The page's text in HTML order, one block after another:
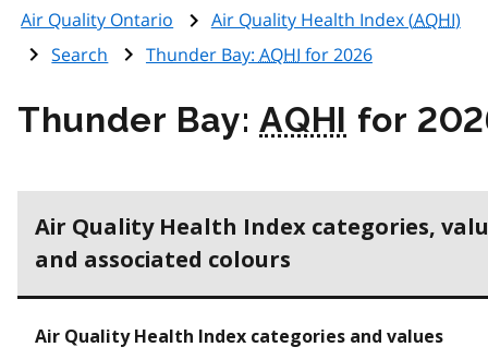
Air Quality Ontario Air Quality Health Index (AQHI)
Search
Thunder Bay: AQHI for 2026
Thunder Bay:AQHI for
Air Quality Health Index categories,
and associated colours
Air Quality Health Index categories and values